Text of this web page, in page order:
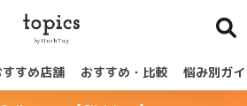
すすめ店舗 おすすめ・比較 悩み別ガ